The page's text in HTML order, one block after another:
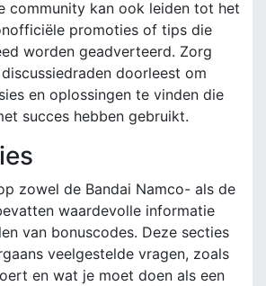
community kan ook leiden tot het
promoties of tips die
worden geadverteerd. Zorg
doorleest om
en oplossingen te vinden die
succes hebben gebruikt.
zowel de Bandai Namco- als de
waardevolle informatie
van bonuscodes. Deze secties
veelgestelde vragen, zoals
en wat je moet doen als een